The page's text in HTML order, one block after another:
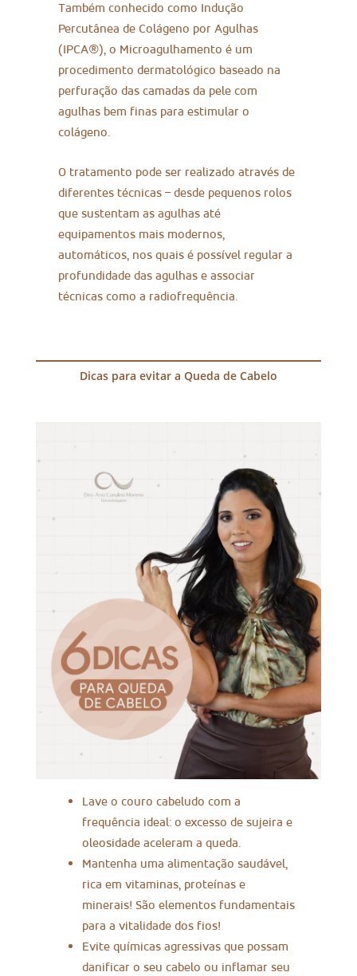
Também conhecido como Indução
Percutânea de Colágeno por Agulhas
(IPCA®), o Microagulhamento é um
procedimento dermatológico baseado na
perfuração das camadas da pele com
agulhas bem finas para estimular o
colágeno.
O tratamento pode ser realizado através de
diferentes técnicas – desde pequenos rolos
que sustentam as agulhas até
equipamentos mais modernos,
automáticos, nos quais é possível regular a
profundidade das agulhas e associar
técnicas como a radiofrequência.
Dicas para evitar a Queda de Cabelo
Lave o couro cabeludo com a
frequência ideal: o excesso de sujeira e
oleosidade aceleram a queda.
Mantenha uma alimentação saudável,
rica em vitaminas, proteínas e
minerais! São elementos fundamentais
para a vitalidade dos fios!
Evite químicas agressivas que possam
danificar o seu cabelo ou inflamar seu